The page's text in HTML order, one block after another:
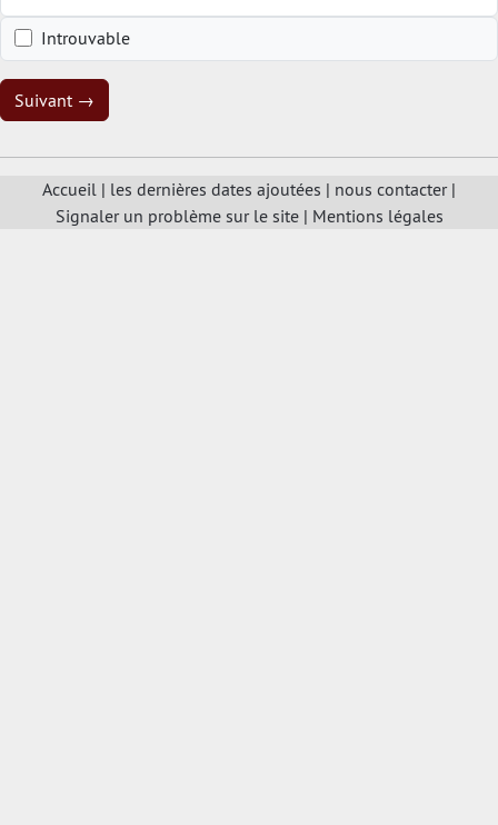
Introuvable
Suivant →
Accueil | les dernières dates ajoutées | nous contacter|
Signaler un problème sur le site| Mentions légales